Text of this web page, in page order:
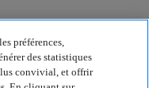
préférences,
des statistiques
convivial, et offrir